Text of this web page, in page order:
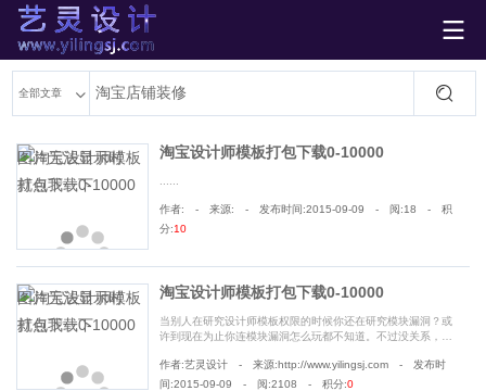
艺灵设计 
全部文章
淘宝设计师模板打包下载0-10000
作者: - 来源: - 发布时间:2015-09-09 - 阅:18 - 积
分:10
淘宝设计师模板打包下载0-10000
当别人在研究设计师模板权限的时候你还在研究模块漏洞？或
许到现在为止你连模块漏洞怎么玩都不知道。不过没关系，艺
众，玩出新花样就看你们的了......
作者:艺灵设计 - 来源:http://www.yilingsj.com - 发布时
间:2015-09-09 - 阅:2108 - 积分:0